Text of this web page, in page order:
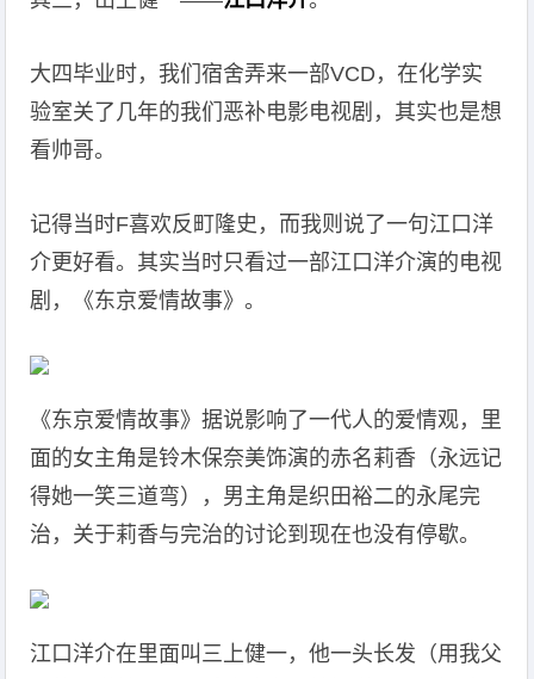
大四毕业时，我们宿舍弄来一部VCD，在化学实
验室关了几年的我们恶补电影电视剧，其实也是想
看帅哥。
记得当时F喜欢反町隆史，而我则说了一句江口洋
介更好看。其实当时只看过一部江口洋介演的电视
剧，《东京爱情故事》。
《东京爱情故事》据说影响了一代人的爱情观，里
面的女主角是铃木保奈美饰演的赤名莉香（永远记
得她一笑三道弯），男主角是织田裕二的永尾完
治，关于莉香与完治的讨论到现在也没有停歇。
江口洋介在里面叫三上健一，他一头长发（用我父